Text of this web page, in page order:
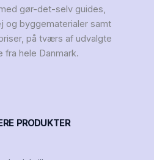
gør-det-selv guides,
og byggematerialer samt
på tværs af udvalgte
fra hele Danmark.
PRODUKTER